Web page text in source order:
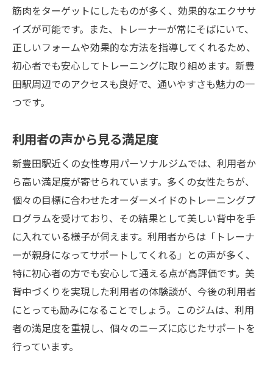
筋肉をターゲットにしたものが多く、効果的なエクササ
イズが可能です。また、トレーナーが常にそばにいて、
正しいフォームや効果的な方法を指導してくれるため、
初心者でも安心してトレーニングに取り組めます。新豊
田駅周辺でのアクセスも良好で、通いやすさも魅力の一
つです。
利用者の声から見る満足度
新豊田駅近くの女性専用パーソナルジムでは、利用者か
ら高い満足度が寄せられています。多くの女性たちが、
個々の目標に合わせたオーダーメイドのトレーニングプ
ログラムを受けており、その結果として美しい背中を手
に入れている様子が伺えます。利用者からは「トレーナ
ーが親身になってサポートしてくれる」との声が多く、
特に初心者の方でも安心して通える点が高評価です。美
背中づくりを実現した利用者の体験談が、今後の利用者
にとっても励みになることでしょう。このジムは、利用
者の満足度を重視し、個々のニーズに応じたサポートを
行っています。